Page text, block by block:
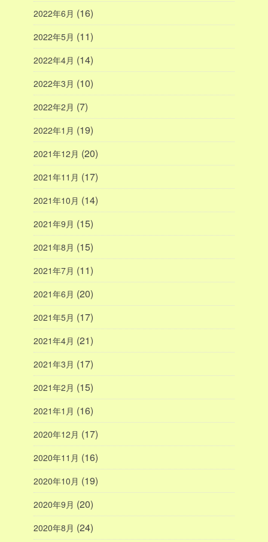
2022年6月 (16)
2022年5月 (11)
2022年4月 (14)
2022年3月 (10)
2022年2月 (7)
2022年1月 (19)
2021年12月 (20)
2021年11月 (17)
2021年10月 (14)
2021年9月 (15)
2021年8月 (15)
2021年7月 (11)
2021年6月 (20)
2021年5月 (17)
2021年4月 (21)
2021年3月 (17)
2021年2月 (15)
2021年1月 (16)
2020年12月 (17)
2020年11月 (16)
2020年10月 (19)
2020年9月 (20)
2020年8月 (24)